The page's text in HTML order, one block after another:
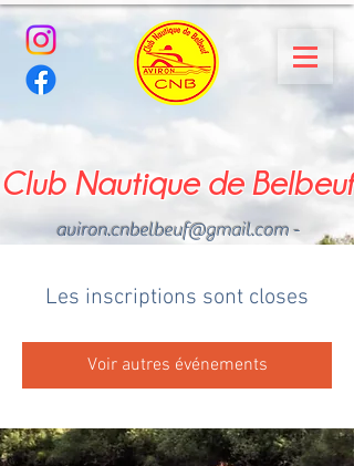
Club Nautique de Belbeuf
aviron.cnbelbeuf@gmail.com-
Les inscriptions sont closes
Voir autres événements